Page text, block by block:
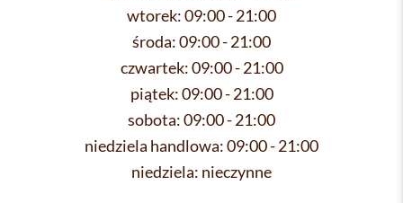
wtorek:09:00 - 21:00
środa:09:00 - 21:00
czwartek:09:00 - 21:00
piątek:09:00 - 21:00
sobota:09:00 - 21:00
niedziela handlowa:09:00 - 21:00
niedziela: nieczynne